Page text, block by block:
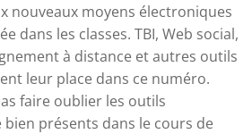
nouveaux moyens électroniques
dans les classes. TBI, Web social,
à distance et autres outils
leur place dans ce numéro.
faire oublier les outils
présents dans le cours de